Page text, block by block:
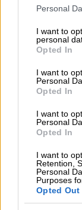
Please note
not limited to
grant or deny
use your data
consent section.
Personal
I want to
personal
Opted In
I want to
Personal
Opted In
I want to
Personal
Opted In
I want to
Retention,
Personal
Purposes
Opted Out
Μαζωνάκης
εμφάνιση
έντονα και
Δείτε
στο